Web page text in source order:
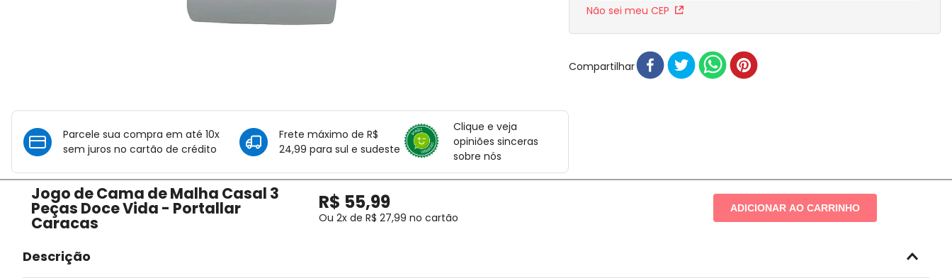
Parcele sua compra em até 10x
sem juros no cartão de crédito
Frete máximo de R$
24,99 para sul e sudeste
Clique e veja
opiniões sinceras
sobre nós
Não sei meu CEP
Compartilhar
Jogo de Cama de Malha Casal 3
Peças Doce Vida - Portallar
Caracas
R$ 55,99
Ou2x deR$ 27,99 no cartão
ADICIONAR AO CARRINHO
Descrição